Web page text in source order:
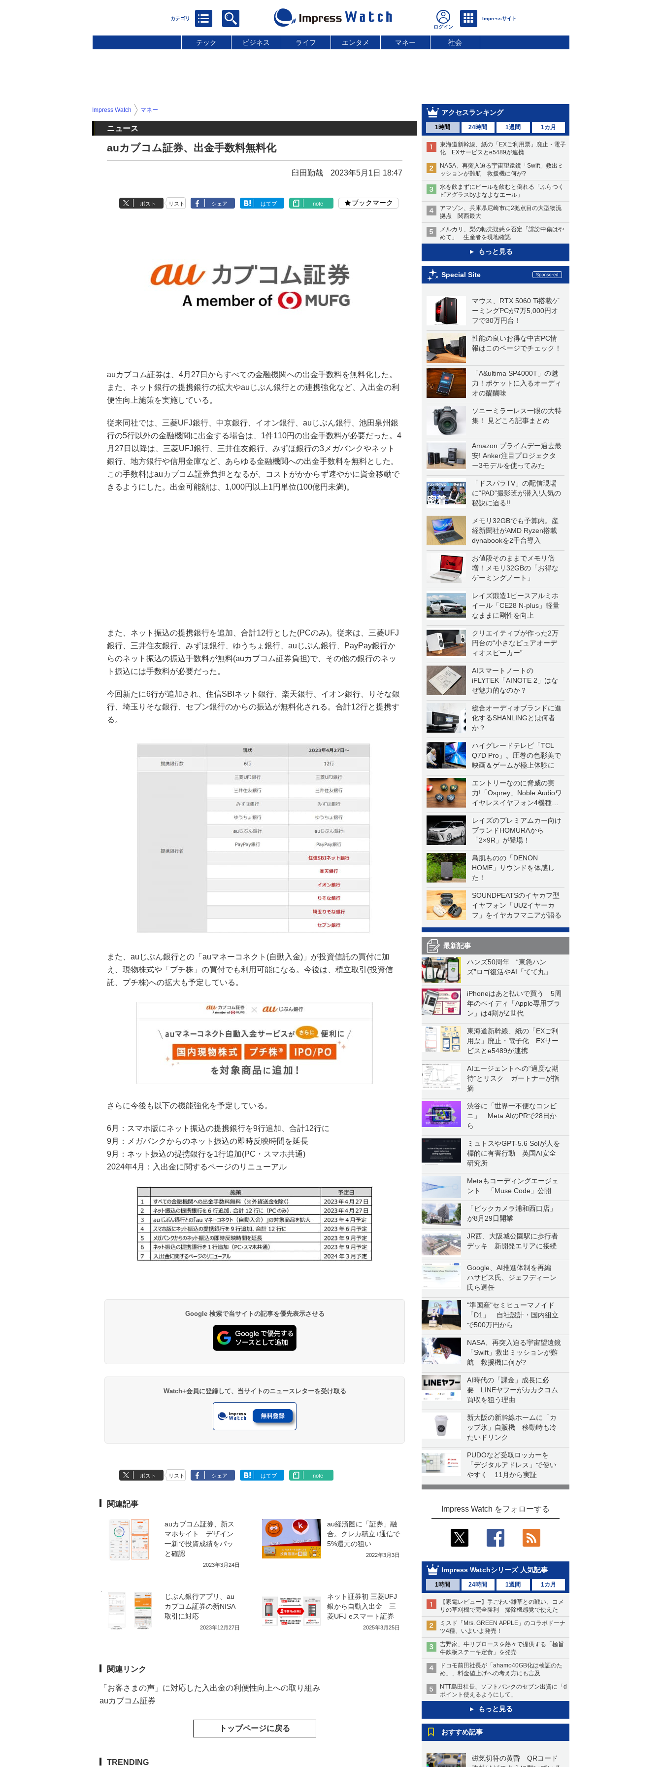
テック ビジネス ライフ エンタメ マネー 社会
アクセスランキング
1時間 24時間 1週間 1カ月
東海道新幹線、紙の「EXご利用票」廃止・電子
化 EXサービスとe5489が連携
NASA、再突入迫る宇宙望遠鏡「Swift」救出ミ
ッションが難航 救援機に何が?
水を飲まずにビールを飲むと倒れる「ふらつく
ビアグラスbyよなよなエール」
アマゾン、兵庫県尼崎市に2拠点目の大型物流
拠点 関西最大
メルカリ、梨の転売疑惑を否定「誹謗中傷はや
めて」 生産者を現地確認
もっと見る
Special Site
マウス、RTX 5060 Ti搭載ゲ
ーミングPCが7万5,000円オ
フで30万円台！
性能の良いお得な中古PC情
報はこのページでチェック！
「A&ultima SP4000T」の魅
力！ポケットに入るオーディ
オの醍醐味
ソニーミラーレス一眼の大特
集！ 見どころ記事まとめ
Amazon プライムデー過去最
安! Anker注目プロジェクタ
ー3モデルを使ってみた
「ドスパラTV」の配信現場
に“PAD”撮影班が潜入!人気の
秘訣に迫る!!
メモリ32GBでも予算内。産
経新聞社がAMD Ryzen搭載
dynabookを2千台導入
お値段そのままでメモリ倍
増！メモリ32GBの「お得な
ゲーミングノート」
レイズ鍛造1ピースアルミホ
イール「CE28 N-plus」軽量
なままに剛性を向上
クリエイティブが作った2万
円台の“小さなピュアオーデ
ィオスピーカー”
AIスマートノートの
iFLYTEK「AINOTE 2」はな
ぜ魅力的なのか？
総合オーディオブランドに進
化するSHANLINGとは何者
か？
ハイグレードテレビ「TCL
Q7D Pro」。圧巻の色彩美で
映画＆ゲームが極上体験に
エントリーなのに脅威の実
力!「Osprey」Noble Audioワ
イヤレスイヤフォン4機種を
一気に聴く
レイズのプレミアムカー向け
ブランドHOMURAから
「2×9R」が登場！
鳥肌ものの「DENON
HOME」サウンドを体感し
た！
SOUNDPEATSのイヤカフ型
イヤフォン「UU2イヤーカ
フ」をイヤカフマニアが語る
最新記事
ハンズ50周年 “東急ハン
ズ”ロゴ復活やAI「てて丸」
iPhoneはあと払いで買う 5周
年のペイディ「Apple専用プラ
ン」は4割がZ世代
東海道新幹線、紙の「EXご利
用票」廃止・電子化 EXサー
ビスとe5489が連携
AIエージェントへの“過度な期
待”とリスク ガートナーが指
摘
渋谷に「世界一不便なコンビ
ニ」 Meta AIのPRで28日か
ら
ミュトスやGPT-5.6 Solが人を
標的に有害行動 英国AI安全
研究所
Metaもコーディングエージェ
ント 「Muse Code」公開
「ビックカメラ浦和西口店」
が8月29日開業
JR西、大阪城公園駅に歩行者
デッキ 新開発エリアに接続
Google、AI推進体制を再編
ハサビス氏、ジェフディーン
氏ら退任
"準国産"セミヒューマノイド
「D1」 自社設計・国内組立
で500万円から
NASA、再突入迫る宇宙望遠鏡
「Swift」救出ミッションが難
航 救援機に何が?
AI時代の「課金」成長に必
要 LINEヤフーがカカクコム
買収を狙う理由
新大阪の新幹線ホームに「カ
ップ氷」自販機 移動時も冷
たいドリンク
PUDOなど受取ロッカーを
「デジタルアドレス」で使い
やすく 11月から実証
Impress Watch をフォローする
Impress Watchシリーズ 人気記事
1時間 24時間 1週間 1カ月
【家電レビュー】手ごわい雑草との戦い、コメ
リの草刈機で完全勝利 掃除機感覚で使えた
ミスド「Mrs. GREEN APPLE」のコラボドーナ
ツ4種、いよいよ発売！
吉野家、牛リブロースを熱々で提供する「極旨
牛鉄板ステーキ定食」を発売
ドコモ前田社長が「ahamo40GB化は検証のた
め」、料金値上げへの考え方にも言及
NTT島田社長、ソフトバンクのセブン出資に「d
ポイント使えるようにして」
もっと見る
おすすめ記事
磁気切符の黄昏 QRコード
Impress Watch マネー
ニュース
auカブコム証券、出金手数料無料化
臼田勤哉 2023年5月1日 18:47
ポスト リスト シェア はてブ note ブックマーク
auカブコム証券は、4月27日からすべての金融機関への出金手数料を無料化した。
また、ネット銀行の提携銀行の拡大やauじぶん銀行との連携強化など、入出金の利
便性向上施策を実施している。
従来同社では、三菱UFJ銀行、中京銀行、イオン銀行、auじぶん銀行、池田泉州銀
行の5行以外の金融機関に出金する場合は、1件110円の出金手数料が必要だった。4
月27日以降は、三菱UFJ銀行、三井住友銀行、みずほ銀行の3メガバンクやネット
銀行、地方銀行や信用金庫など、あらゆる金融機関への出金手数料を無料とした。
この手数料はauカブコム証券負担となるが、コストがかからず速やかに資金移動で
きるようにした。出金可能額は、1,000円以上1円単位(100億円未満)。
また、ネット振込の提携銀行を追加、合計12行とした(PCのみ)。従来は、三菱UFJ
銀行、三井住友銀行、みずほ銀行、ゆうちょ銀行、auじぶん銀行、PayPay銀行か
らのネット振込の振込手数料が無料(auカブコム証券負担)で、その他の銀行のネッ
ト振込には手数料が必要だった。
今回新たに6行が追加され、住信SBIネット銀行、楽天銀行、イオン銀行、りそな銀
行、埼玉りそな銀行、セブン銀行のからの振込が無料化される。合計12行と提携す
る。
また、auじぶん銀行との「auマネーコネクト(自動入金)」が投資信託の買付に加
え、現物株式や「プチ株」の買付でも利用可能になる。今後は、積立取引(投資信
託、プチ株)への拡大も予定している。
さらに今後も以下の機能強化を予定している。
6月：スマホ版にネット振込の提携銀行を9行追加、合計12行に
9月：メガバンクからのネット振込の即時反映時間を延長
9月：ネット振込の提携銀行を1行追加(PC・スマホ共通)
2024年4月：入出金に関するページのリニューアル
Google 検索で当サイトの記事を優先表示させる
Watch+会員に登録して、当サイトのニュースレターを受け取る
ポスト リスト シェア はてブ note
関連記事
auカブコム証券、新ス
マホサイト デザイン
一新で投資成績をパッ
と確認
2023年3月24日
au経済圏に「証券」融
合。クレカ積立+通信で
5%還元の狙い
2022年3月3日
じぶん銀行アプリ、au
カブコム証券の新NISA
取引に対応
2023年12月27日
ネット証券初 三菱UFJ
銀から自動入出金 三
菱UFJ eスマート証券
2025年3月25日
関連リンク
「お客さまの声」に対応した入出金の利便性向上への取り組み
auカブコム証券
トップページに戻る
TRENDING